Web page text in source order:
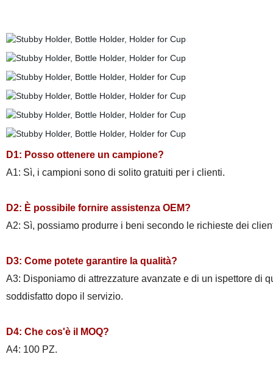
D1: Posso ottenere un campione?
A1: Sì, i campioni sono di solito gratuiti per i clienti.
D2: È possibile fornire assistenza OEM?
A2: Sì, possiamo produrre i beni secondo le richieste dei
D3: Come potete garantire la qualità?
A3: Disponiamo di attrezzature avanzate e di un ispettore di
soddisfatto dopo il servizio.
D4: Che cos'è il MOQ?
A4: 100 PZ.